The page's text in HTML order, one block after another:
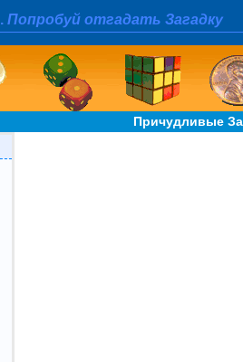
Попробуй отгадать Загадку
Причудливые